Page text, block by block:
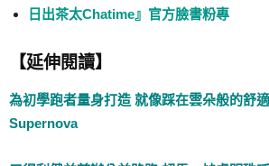
日出茶太Chatime』官方臉書粉專
【延伸閱讀】
為初學跑者量身打造 就像踩在雲朵般的舒
Supernova